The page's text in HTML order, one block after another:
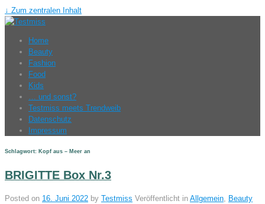
↓ Zum zentralen Inhalt
Home
Beauty
Fashion
Food
Kids
… und sonst?
Testmiss meets Trendweib
Datenschutz
Impressum
Schlagwort: Kopf aus – Meer an
BRIGITTE Box Nr.3
Posted on 16. Juni 2022 by Testmiss Veröffentlicht in Allgemein Beauty